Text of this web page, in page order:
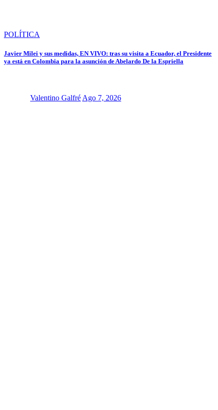
POLÍTICA
Javier Milei y sus medidas, EN VIVO: tras su visita a Ecuador, el Presidente
ya está en Colombia para la asunción de Abelardo De la Espriella
Valentino GalfréAgo 7, 2026